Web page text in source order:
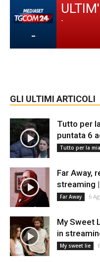
-
-
GLI ULTIMI ARTICOLI
Tutto per
puntata 6
Tutto per la
Far Away,
streaming
Far Away 6
My Sweet
in
My sweet lie